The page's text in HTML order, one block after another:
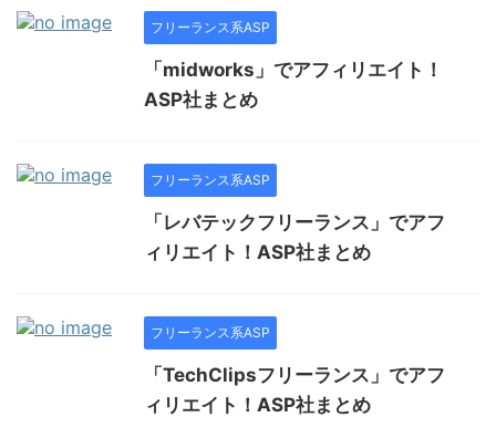
フリーランス系ASP
「midworks」でアフィリエイト！
ASP社まとめ
フリーランス系ASP
「レバテックフリーランス」でアフ
ィリエイト！ASP社まとめ
フリーランス系ASP
「TechClipsフリーランス」でアフ
ィリエイト！ASP社まとめ